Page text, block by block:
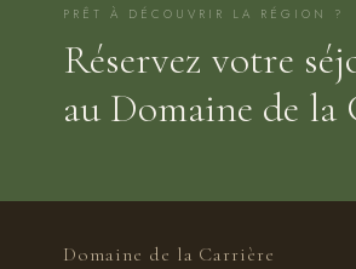
PRÊT À DÉCOUVRIR LA RÉGION ?
Réservez votre
au Domaine de la
Domaine de la Carrière